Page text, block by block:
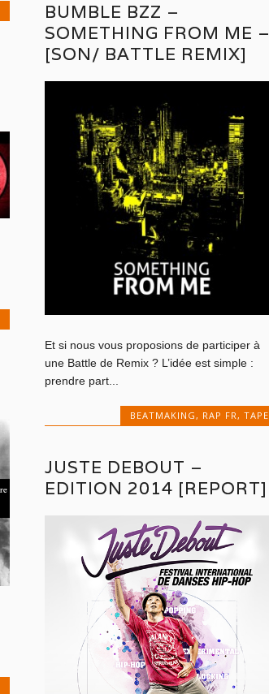
BUMBLE BZZ –
SOMETHING FROM ME –
[SON/ BATTLE REMIX]
Et si nous vous proposions de participer à
une Battle de Remix ? L’idée est simple :
prendre part...
BEATMAKING , RAP FR , TAPE
JUSTE DEBOUT –
EDITION 2014 [REPORT]